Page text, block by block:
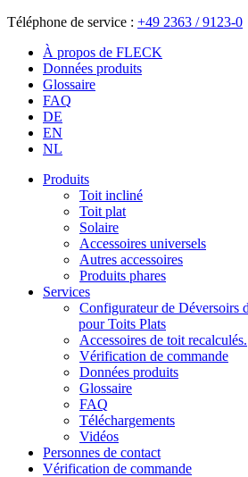
Téléphone de service : +49 2363 / 9123-0
À propos de FLECK
Données produits
Glossaire
FAQ
DE
EN
NL
Produits
Toit incliné
Toit plat
Solaire
Accessoires universels
Autres accessoires
Produits phares
Services
Configurateur de Déversoirs
pour Toits Plats
Accessoires de toit recalculés.
Vérification de commande
Données produits
Glossaire
FAQ
Téléchargements
Vidéos
Personnes de contact
Vérification de commande